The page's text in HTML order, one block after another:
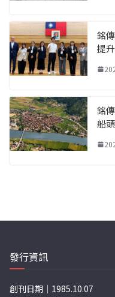
銘
提
銘
船
發行資訊
創刊日期｜1985.10.07